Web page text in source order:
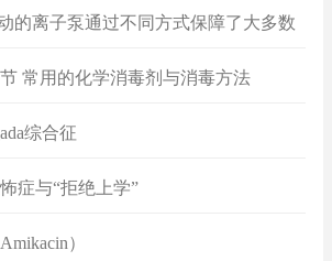
的离子泵通过不同方式保障了大多数
常用的化学消毒剂与消毒方法
综合征
症与“拒绝上学”
）